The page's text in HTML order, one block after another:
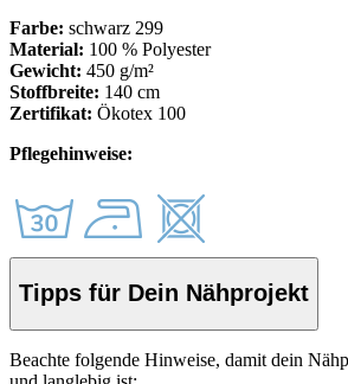
Farbe: schwarz 299
Material: 100 % Polyester
Gewicht: 450 g/m²
Stoffbreite: 140 cm
Zertifikat: Ökotex 100
Pflegehinweise:
Tipps für Dein Nähprojekt
Beachte folgende Hinweise, damit dein